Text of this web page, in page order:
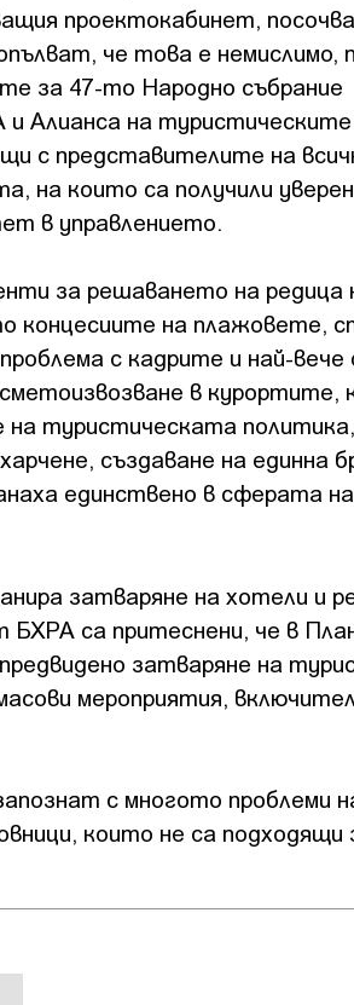
проектокабинет,
че това е немислимо,
за 47-то Народно събрание
Алианса на
с представителите на
на които са получили
в управлението.
за решаването на редица
концесиите на плажовете,
с кадрите и най-
в курортите,
туристическата
създаване на единна
единствено в сферата на
затваряне на хотели и
БХРА са притеснени, че в
затваряне на
мероприятия,
с многото проблеми
които не са подходящи